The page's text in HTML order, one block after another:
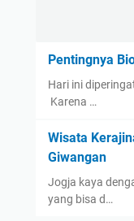
Pentingnya
Hari ini
Karena …
Wisata
Giwangan
Jogja kaya
yang bisa d…